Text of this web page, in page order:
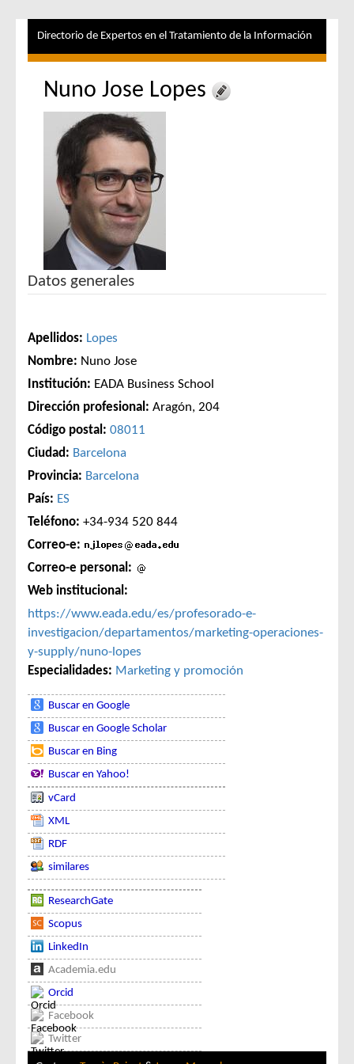
Directorio de Expertos en el Tratamiento de la Información
Nuno Jose Lopes
Datos generales
Apellidos: Lopes
Nombre: Nuno Jose
Institución: EADA Business School
Dirección profesional: Aragón, 204
Código postal: 08011
Ciudad: Barcelona
Provincia: Barcelona
País: ES
Teléfono: +34-934 520 844
Correo-e:
Correo-e personal:
Web institucional:
https://www.eada.edu/es/profesorado-e-
investigacion/departamentos/marketing-operaciones-
y-supply/nuno-lopes
Especialidades: Marketing y promoción
Buscar en Google
Buscar en Google Scholar
Buscar en Bing
Buscar en Yahoo!
vCard
XML
RDF
similares
ResearchGate
Scopus
LinkedIn
Academia.edu
Orcid
Facebook
Twitter